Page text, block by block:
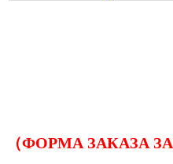
（ФОРМА ЗАКАЗА